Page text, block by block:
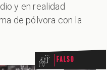
y en realidad
de pólvora con la
Falso